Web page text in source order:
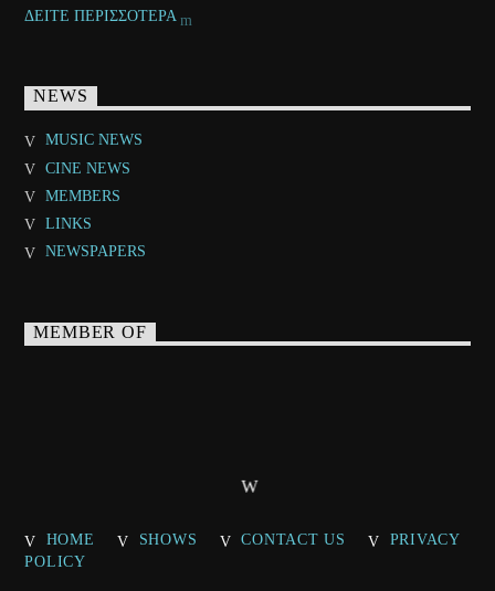
ΔΕΙΤΕ ΠΕΡΙΣΣΟΤΕΡΑ
NEWS
MUSIC NEWS
CINE NEWS
MEMBERS
LINKS
NEWSPAPERS
MEMBER OF
HOME SHOWS CONTACT US
PRIVACY
POLICY